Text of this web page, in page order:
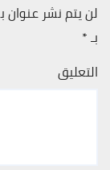
لن يتم نشر عنوان
بـ*
التعليق